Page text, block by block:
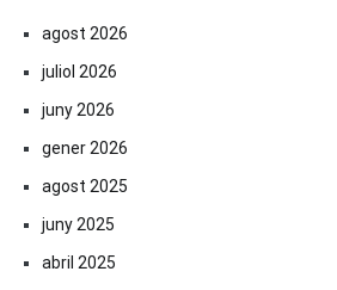
agost 2026
juliol 2026
juny 2026
gener 2026
agost 2025
juny 2025
abril 2025